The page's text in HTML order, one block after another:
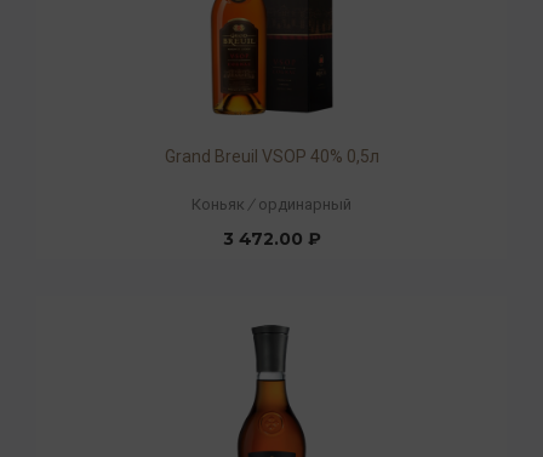
Grand Breuil VSOP 40% 0,5л
Коньяк / ординарный
3 472.00 ₽